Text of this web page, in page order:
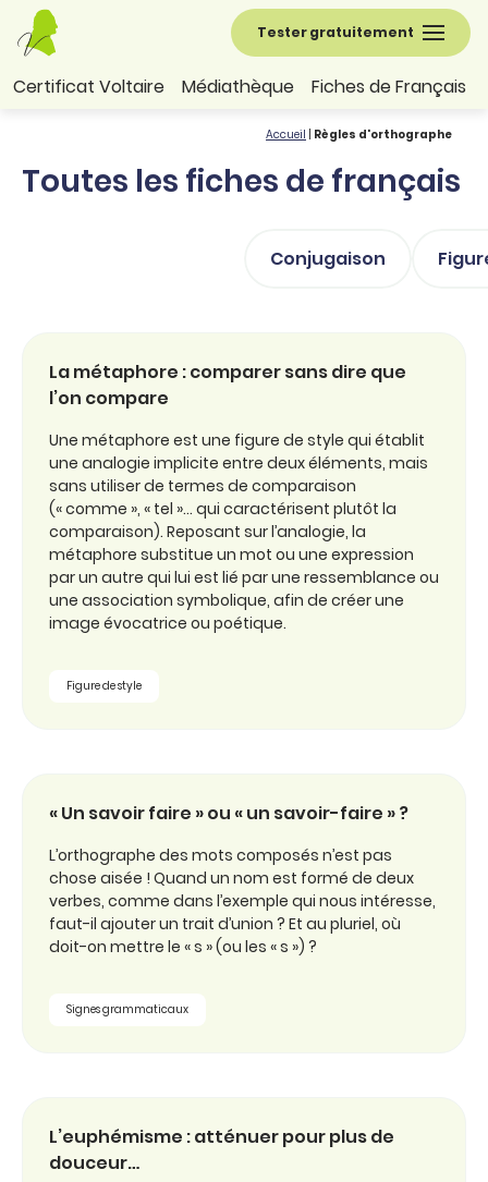
Tester gratuitement
Certificat Voltaire Médiathèque Fiches de Français
Accueil Règles d'orthographe
Toutes les fiches de français
Conjugaison
La métaphore : comparer sans dire que
l’on compare
Une métaphore est une figure de style qui établit
une analogie implicite entre deux éléments, mais
sans utiliser de termes de comparaison
(« comme », « tel »… qui caractérisent plutôt la
comparaison). Reposant sur l’analogie, la
métaphore substitue un mot ou une expression
par un autre qui lui est lié par une ressemblance ou
une association symbolique, afin de créer une
image évocatrice ou poétique.
Figure de style
« Un savoir faire » ou « un savoir-faire » ?
L’orthographe des mots composés n’est pas
chose aisée ! Quand un nom est formé de deux
verbes, comme dans l’exemple qui nous intéresse,
faut-il ajouter un trait d’union ? Et au pluriel, où
doit-on mettre le « s » (ou les « s ») ?
Signes grammaticaux
L’euphémisme : atténuer pour plus de
douceur…